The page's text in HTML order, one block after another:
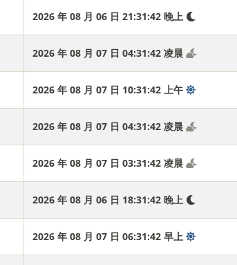
2026 年 08 月 06 日 21:31:43 晚上
2026 年 08 月 07 日 04:31:43 凌晨
2026 年 08 月 07 日 10:31:43 上午
2026 年 08 月 07 日 04:31:43 凌晨
2026 年 08 月 07 日 03:31:43 凌晨
2026 年 08 月 06 日 18:31:43 晚上
2026 年 08 月 07 日 06:31:43 早上